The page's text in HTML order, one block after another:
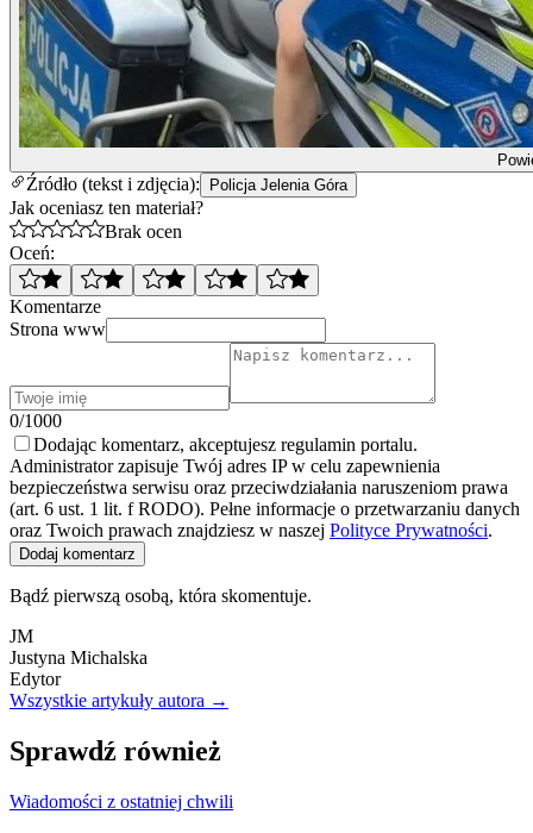
Źródło (tekst i zdjęcia): Policja Jelenia Góra
Jak oceniasz ten materiał?
Brak ocen
Oceń:
Komentarze
Strona www
0/1000
Dodając komentarz, akceptujesz regulamin portalu.
Administrator zapisuje Twój adres IP w celu zapewnienia
bezpieczeństwa serwisu oraz przeciwdziałania naruszeniom prawa
(art. 6 ust. 1 lit. f RODO). Pełne informacje o przetwarzaniu danych
oraz Twoich prawach znajdziesz w naszej Polityce Prywatności.
Dodaj komentarz
Bądź pierwszą osobą, która skomentuje.
JM
Justyna Michalska
Edytor
Wszystkie artykuły autora →
Sprawdź również
Wiadomości z ostatniej chwili